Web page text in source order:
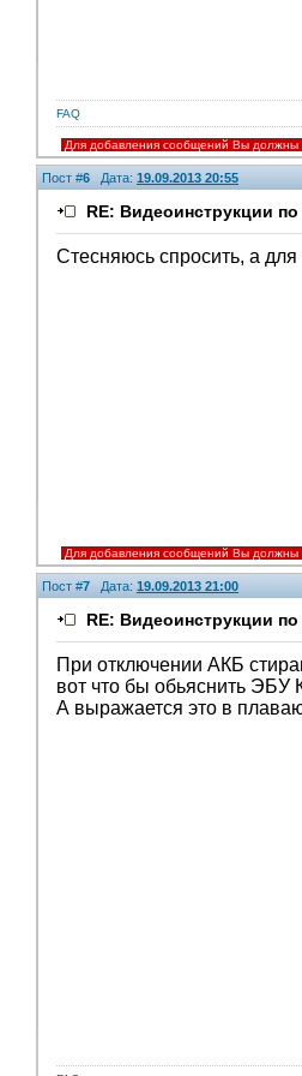
FAQ
Для добавления сообщений Вы должны
Пост #6 Дата: 19.09.2013 20:55
RE: Видеоинструкции
Стесняюсь спросить, а
Для добавления сообщений Вы должны
Пост #7 Дата: 19.09.2013 21:00
RE: Видеоинструкции
При отключении АКБ
вот что бы обьяснить ЭБУ
А выражается это в